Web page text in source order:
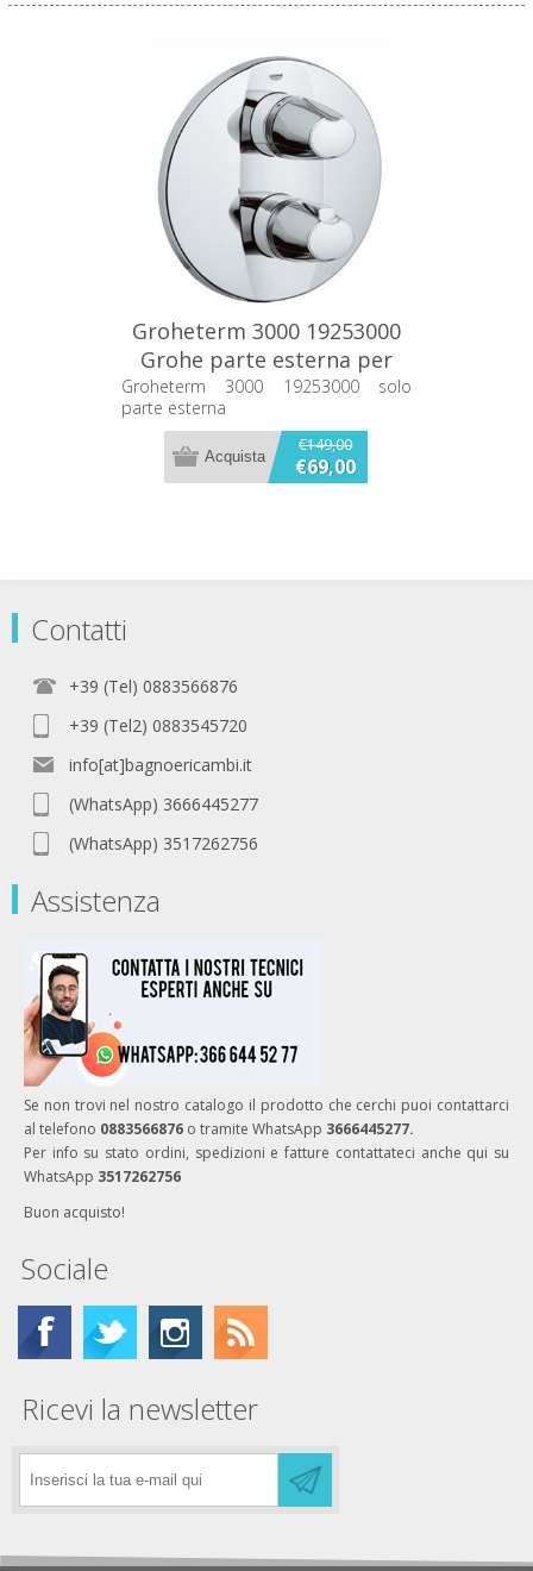
Groheterm 3000 19253000
Grohe parte esterna per
aquadimmer
Groheterm 3000 19253000 solo
parte esterna
€149,00
€69,00
Contatti
+39 (Tel) 0883566876
+39 (Tel2) 0883545720
info[at]bagnoericambi.it
(WhatsApp) 3666445277
(WhatsApp) 3517262756
Assistenza
Se non trovi nel nostro catalogo il prodotto che cerchi puoi contattarci
al telefono 0883566876 o tramite WhatsApp 3666445277.
Per info su stato ordini, spedizioni e fatture contattateci anche qui su
WhatsApp 3517262756
Buon acquisto!
Sociale
Ricevi la newsletter